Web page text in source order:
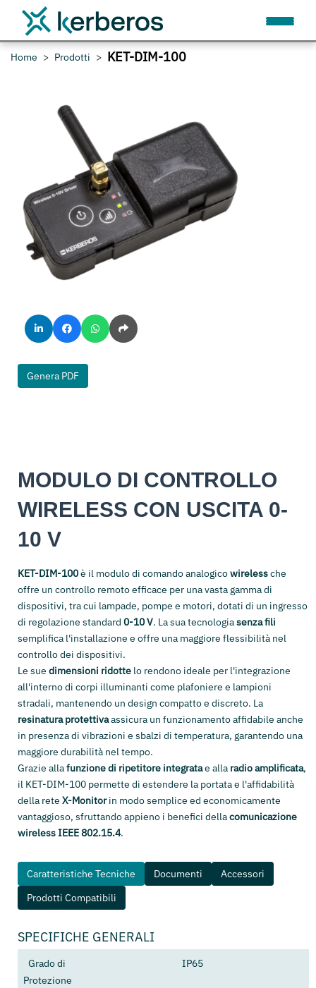
Home Prodotti KET-DIM-100
Genera PDF
MODULO DI CONTROLLO
WIRELESS CON USCITA 0-
10 V
KET-DIM-100è il modulo di comando analogicowirelessche
offre un controllo remoto efficace per una vasta gamma di
dispositivi, tra cui lampade, pompe e motori, dotati di un ingresso
di regolazione standard 0-10 V. La sua tecnologiasenza fili
semplifica l'installazione e offre una maggiore flessibilità nel
controllo dei dispositivi.
Le sue dimensioni ridotte lo rendono ideale per l'integrazione
all'interno di corpi illuminanti come plafoniere e lampioni
stradali, mantenendo un design compatto e discreto. La
resinatura protettivaassicura un funzionamento affidabile anche
in presenza di vibrazioni e sbalzi di temperatura, garantendo una
maggiore durabilità nel tempo.
Grazie allafunzione di ripetitore integratae alla radio amplificata,
il KET-DIM-100 permette di estendere la portata e l'affidabilità
della rete X-Monitorin modo semplice ed economicamente
vantaggioso, sfruttando appieno i benefici dellacomunicazione
wireless IEEE 802.15.4.
Caratteristiche Tecniche Documenti
Accessori
Prodotti Compatibili
SPECIFICHE GENERALI
Grado di
Protezione
IP65